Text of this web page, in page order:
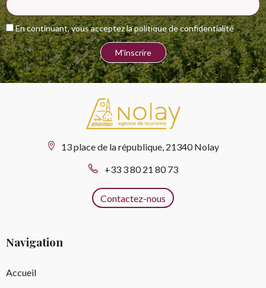
En continuant, vous acceptez la politique de confidentialité
13 place de la république, 21340 Nolay
+33 3 80 21 80 73
Contactez-nous
Navigation
Accueil